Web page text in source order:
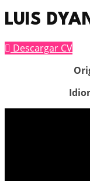
LUIS
Descargar CV